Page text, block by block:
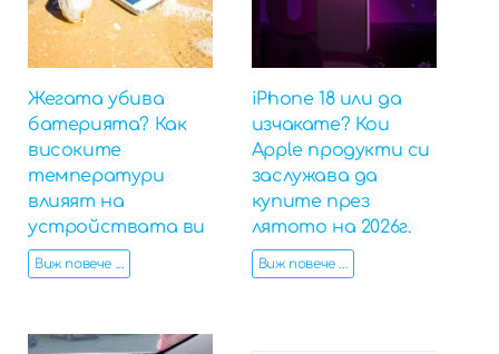
Жегата убива
батерията? Как
високите
температури
влияят на
устройствата ви
Виж повече ...
iPhone 18 или да
изчакате? Кои
Apple продукти си
заслужава да
купите през
лятото на 2026г.
Виж повече ...